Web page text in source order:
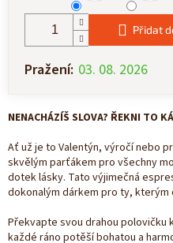
Přidat
Pražení: 03. 08. 2026
NENACHÁZÍŠ SLOVA? ŘEKNI TO
Ať už je to Valentýn, výročí nebo
skvělým parťákem pro všechny
dotek lásky. Tato výjimečná
dokonalým dárkem pro ty,
Překvapte svou drahou polovičku
každé ráno potěší bohatou a